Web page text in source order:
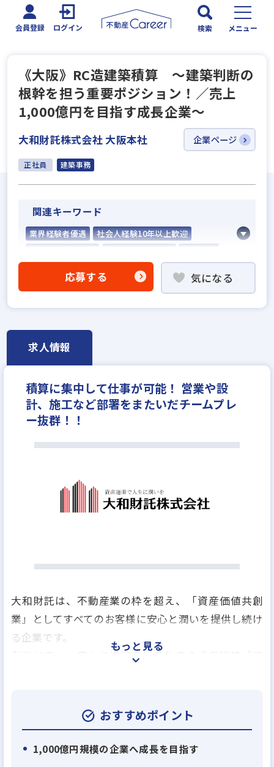
会員登録 ログイン 検索 メニュー
《大阪》RC造建築積算 ～建築判断の
根幹を担う重要ポジション！／売上
1,000億円を目指す成長企業～
大和財託株式会社 大阪本社 企業ページ
正社員 建築事務
関連キーワード
業界経験者優遇
社会人経験10年以上歓迎
残業少ない
女性が活躍中
土日休みあり
完全週休2日
応募する 気になる
求人情報
積算に集中して仕事が可能！ 営業や設
計、施工など部署をまたいだチームプレ
ー抜群！！
大和財託は、不動産業の枠を超え、「資産価値共創
業」としてすべてのお客様に安心と潤いを提供し続け
る企業です。
創業以来、一貫して掲げている独自の成長戦略「潤
を最適に循環させ、
新たな価値を業界内に生み出してきました。
もっと見る
おすすめポイント
1,000億円規模の企業へ成長を目指す